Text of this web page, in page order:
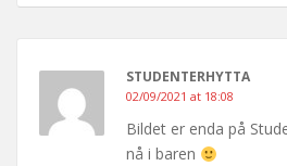
STUDENTERHYTTA
02/09/2021 at 18:08
Bildet er enda på
nå i baren